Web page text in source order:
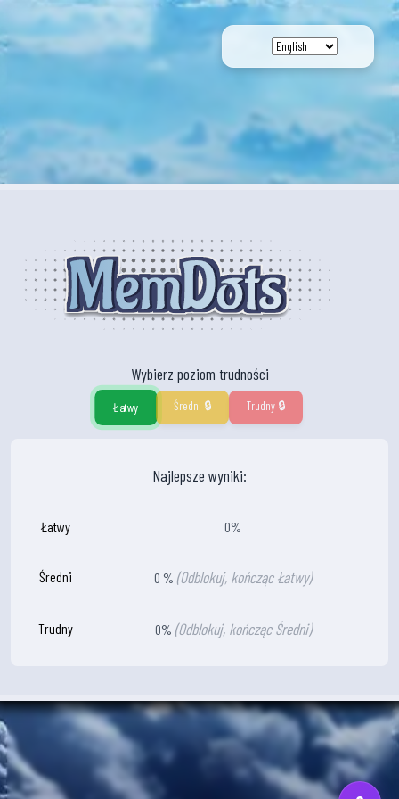
Wybierz poziom trudności
Łatwy Średni 🔒 Trudny 🔒
Najlepsze wyniki:
Łatwy 0%
Średni 0 % (Odblokuj, kończąc Łatwy)
Trudny 0% (Odblokuj, kończąc Średni)